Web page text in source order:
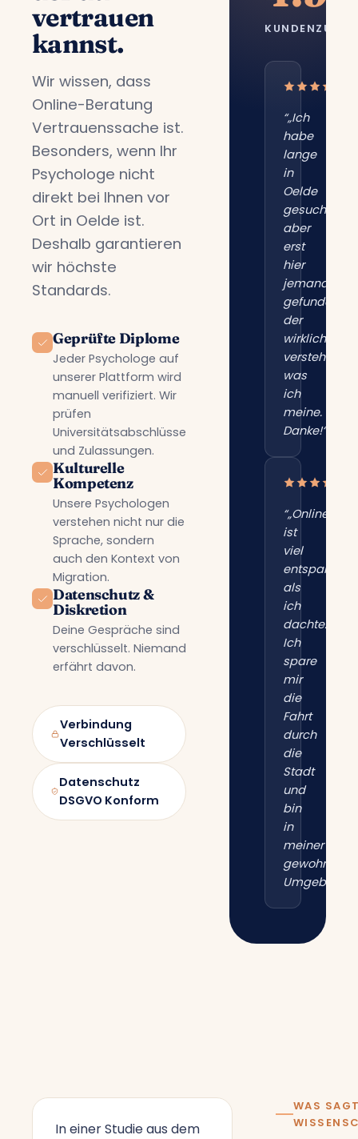
vertrauen
kannst.
Wir wissen, dass
Online-Beratung
Vertrauenssache ist.
Besonders, wenn Ihr
Psychologe nicht
direkt bei Ihnen vor
Ort in Oelde ist.
Deshalb garantieren
wir höchste
Standards.
Geprüfte Diplome
Jeder Psychologe auf
unserer Plattform wird
manuell verifiziert. Wir
prüfen
Universitätsabschlüsse
und Zulassungen.
Kulturelle
Kompetenz
Unsere Psychologen
verstehen nicht nur die
Sprache, sondern
auch den Kontext von
Migration.
Datenschutz &
Diskretion
Deine Gespräche sind
verschlüsselt. Niemand
erfährt davon.
Verbindung
Verschlüsselt
Datenschutz
DSGVO Konform
“„Ich
habe
lange
in
Oelde
gesucht,
aber
erst
hier
jemanden
gefunden,
der
wirklich
versteht,
was
ich
meine.
Danke!“”
“„Online
ist
viel
entspannter
als
ich
dachte.
Ich
spare
mir
die
Fahrt
durch
die
Stadt
und
bin
in
meiner
gewohnten
In einer Studie aus dem
WAS